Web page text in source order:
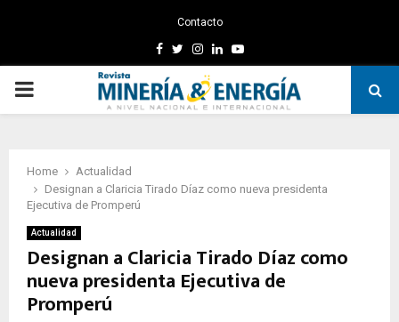
Contacto
Facebook
TwitterInstagram
LinkedinYoutube
PRIMARY
Home
Actualidad
Designan a Claricia Tirado Díaz como nueva presidenta
Ejecutiva de Promperú
Actualidad
Designan a Claricia Tirado Díaz como
nueva presidenta Ejecutiva de
Promperú